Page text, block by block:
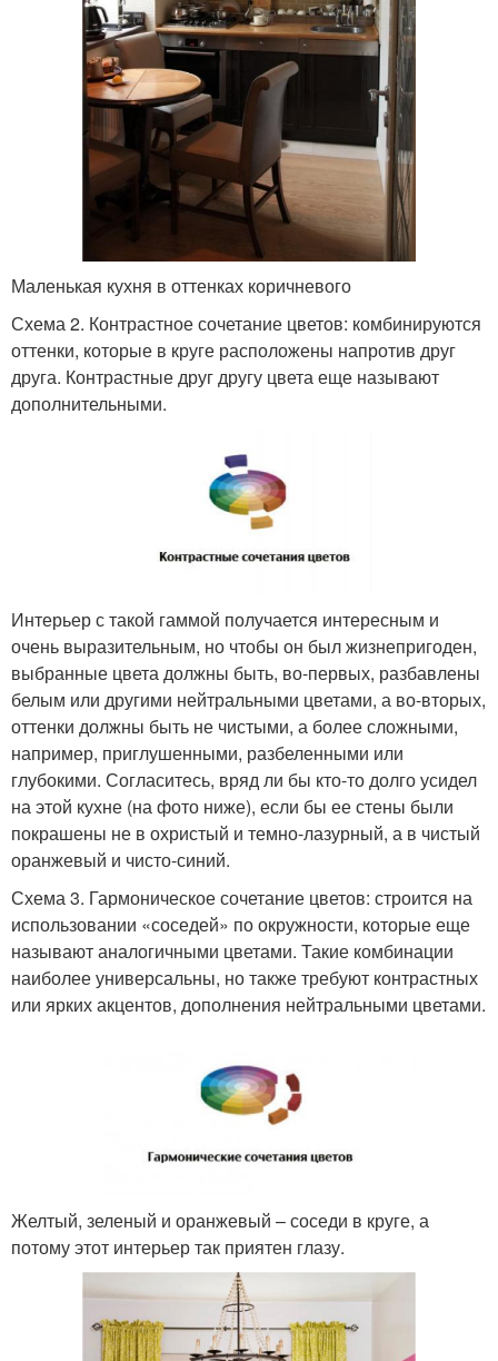
Маленькая кухня в оттенках коричневого
Схема 2. Контрастное сочетание цветов: комбинируются
оттенки, которые в круге расположены напротив друг
друга. Контрастные друг другу цвета еще называют
дополнительными.
Интерьер с такой гаммой получается интересным и
очень выразительным, но чтобы он был жизнепригоден,
выбранные цвета должны быть, во-первых, разбавлены
белым или другими нейтральными цветами, а во-вторых,
оттенки должны быть не чистыми, а более сложными,
например, приглушенными, разбеленными или
глубокими. Согласитесь, вряд ли бы кто-то долго усидел
на этой кухне (на фото ниже), если бы ее стены были
покрашены не в охристый и темно-лазурный, а в чистый
оранжевый и чисто-синий.
Схема 3. Гармоническое сочетание цветов: строится на
использовании «соседей» по окружности, которые еще
называют аналогичными цветами. Такие комбинации
наиболее универсальны, но также требуют контрастных
или ярких акцентов, дополнения нейтральными цветами.
Желтый, зеленый и оранжевый – соседи в круге, а
потому этот интерьер так приятен глазу.